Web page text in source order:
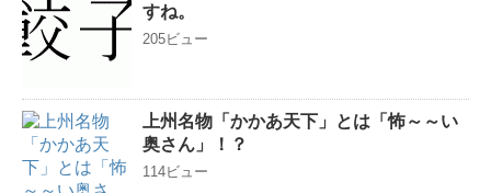
すね。
205ビュー
上州名物「かかあ天下」とは「怖～～い
奥さん」！？
114ビュー